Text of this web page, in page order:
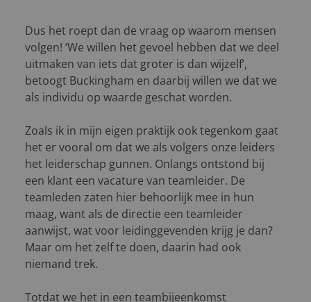
Dus het roept dan de vraag op waarom mensen
volgen! ‘We willen het gevoel hebben dat we deel
uitmaken van iets dat groter is dan wijzelf’,
betoogt Buckingham en daarbij willen we dat we
als individu op waarde geschat worden.
Zoals ik in mijn eigen praktijk ook tegenkom gaat
het er vooral om dat we als volgers onze leiders
het leiderschap gunnen. Onlangs ontstond bij
een klant een vacature van teamleider. De
teamleden zaten hier behoorlijk mee in hun
maag, want als de directie een teamleider
aanwijst, wat voor leidinggevenden krijg je dan?
Maar om het zelf te doen, daarin had ook
niemand trek.
Totdat we het in een teambijeenkomst